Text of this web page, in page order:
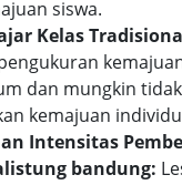
siswa.
Kelas
dan mungkin
kemajuan
Intensitas
bandung: